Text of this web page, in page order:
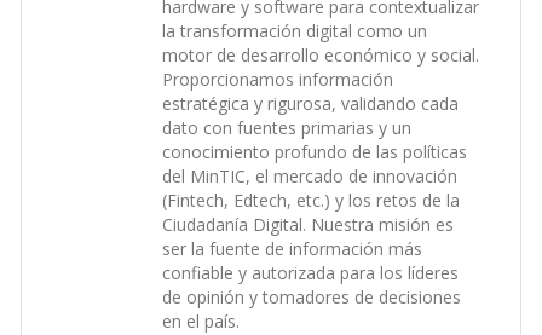
hardware y software para contextualizar
la transformación digital como un
motor de desarrollo económico y social.
Proporcionamos información
estratégica y rigurosa, validando cada
dato con fuentes primarias y un
conocimiento profundo de las políticas
del MinTIC, el mercado de innovación
(Fintech, Edtech, etc.) y los retos de la
Ciudadanía Digital. Nuestra misión es
ser la fuente de información más
confiable y autorizada para los líderes
de opinión y tomadores de decisiones
en el país.